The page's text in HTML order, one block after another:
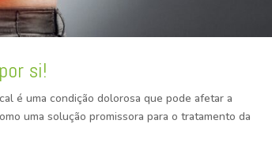
si!
é uma condição dolorosa que pode afetar a
uma solução promissora para o tratamento da